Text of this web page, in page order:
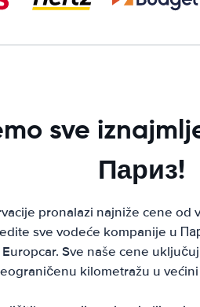
sve
Париз!
pronalazi najniže cene
sve vodeće kompanije u
Sve naše cene
kilometražu u